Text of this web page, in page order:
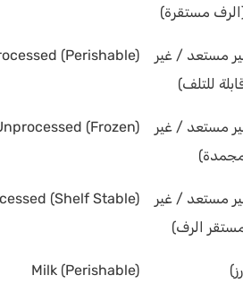
مستقرة)
مستعد / غير
للتلف)
(Perishable)
مستعد / غير
(Frozen)
مستعد / غير
الرف)
(Shelf Stable)
Milk (Perishable)